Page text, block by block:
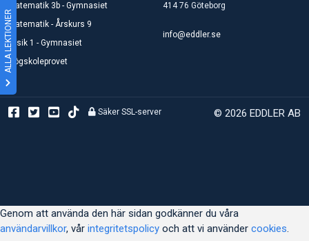
ALLA LEKTIONER
Matematik 3b - Gymnasiet
Matematik - Årskurs 9
Fysik 1 - Gymnasiet
Högskoleprovet
414 76 Göteborg
info@eddler.se
© 2026 EDDLER AB
Säker SSL-server
Genom att använda den här sidan godkänner du våra
användarvillkor, vår integritetspolicy och att vi använder cookies.